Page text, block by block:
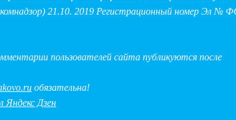
21.10. 2019 Регистрационный номер Эл №
пользователей сайта публикуются после
обязательна!
Яндекс Дзен